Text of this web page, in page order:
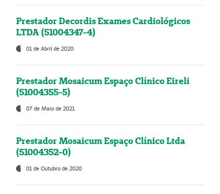
Prestador Decordis Exames Cardiológicos
LTDA (51004347-4)
01 de Abril de 2020
Prestador Mosaicum Espaço Clínico Eireli
(51004355-5)
07 de Maio de 2021
Prestador Mosaicum Espaço Clínico Ltda
(51004352-0)
01 de Outubro de 2020